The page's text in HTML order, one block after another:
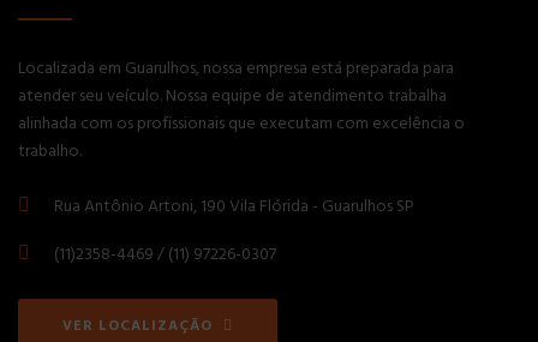
Localizada em Guarulhos, nossa empresa está preparada para
atender seu veículo. Nossa equipe de atendimento trabalha
alinhada com os profissionais que executam com excelência o
trabalho.
Rua Antônio Artoni, 190 Vila Flórida - Guarulhos SP
(11)2358-4469 / (11) 97226-0307
VER LOCALIZAÇÃO